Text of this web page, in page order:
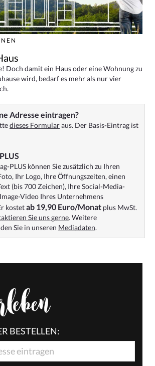
Doch damit ein Haus oder eine Wohnung zu
wird, bedarf es mehr als nur vier
Adresse eintragen?
dieses Formularaus. Der Basis-Eintrag ist
PLUS können Sie zusätzlich zu Ihren
Ihr Logo, Ihre Öffnungszeiten, einen
(bis 700 Zeichen), Ihre Social-Media-
Video Ihres Unternehmens
kostetab 19,90 Euro/Monat plus MwSt.
Sie uns gerne. Weitere
Sie in unseren Mediadaten.
BESTELLEN: